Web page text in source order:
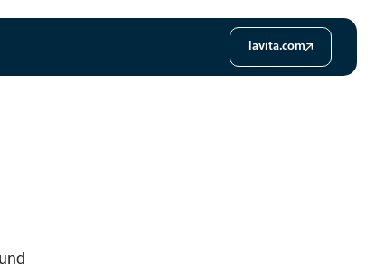
lavita.com